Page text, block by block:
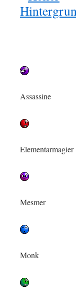
Assassine
Elementarmagier
Mesmer
Monk